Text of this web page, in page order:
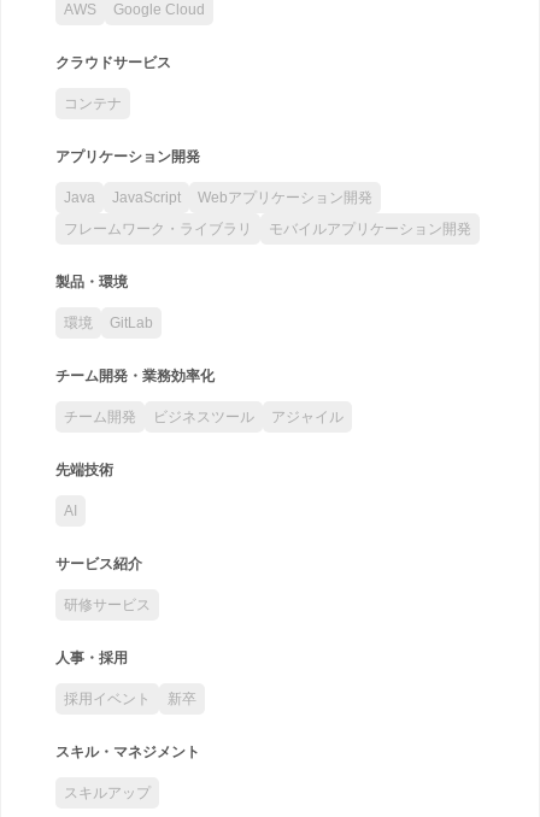
AWS Google Cloud
クラウドサービス
コンテナ
アプリケーション開発
Java JavaScript
Webアプリケーション開発
フレームワーク・ライブラリ
モバイルアプリケーション開発
製品・環境
環境 GitLab
チーム開発・業務効率化
チーム開発 ビジネスツール アジャイル
先端技術
AI
サービス紹介
研修サービス
人事・採用
採用イベント 新卒
スキル・マネジメント
スキルアップ